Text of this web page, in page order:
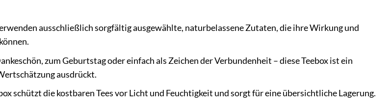
ausschließlich sorgfältig ausgewählte, naturbelassene Zutaten, die ihre Wirkung und
zum Geburtstag oder einfach als Zeichen der Verbundenheit – diese Teebox ist ein
ausdrückt.
schützt die kostbaren Tees vor Licht und Feuchtigkeit und sorgt für eine übersichtliche Lagerung.